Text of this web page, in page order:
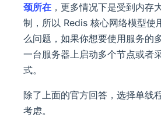
颈所在 ，更多情况下是受到内存
制，所以 Redis 核心网络模型使
么问题，如果你想要使用服务的
一台服务器上启动多个节点或者
式。
除了上面的官方回答，选择单线
考虑。